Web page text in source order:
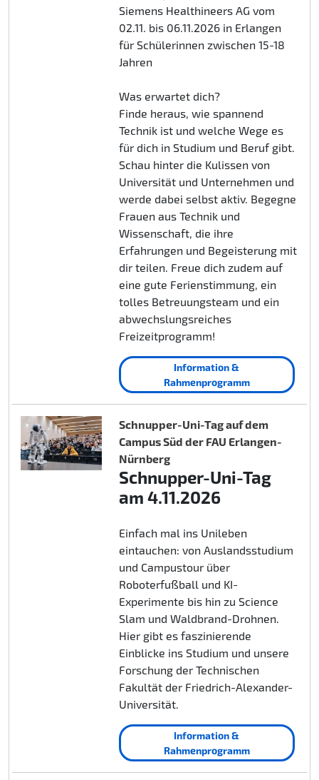
Siemens Healthineers AG vom
02.11. bis 06.11.2026 in Erlangen
für Schülerinnen zwischen 15-18
Jahren
Was erwartet dich?
Finde heraus, wie spannend
Technik ist und welche Wege es
für dich in Studium und Beruf gibt.
Schau hinter die Kulissen von
Universität und Unternehmen und
werde dabei selbst aktiv. Begegne
Frauen aus Technik und
Wissenschaft, die ihre
Erfahrungen und Begeisterung mit
dir teilen. Freue dich zudem auf
eine gute Ferienstimmung, ein
tolles Betreuungsteam und ein
abwechslungsreiches
Freizeitprogramm!
Information &
Rahmenprogramm
Schnupper-Uni-Tag auf dem
Campus Süd der FAU Erlangen-
Nürnberg
Schnupper-Uni-Tag
am 4.11.2026
Einfach mal ins Unileben
eintauchen: von Auslandsstudium
und Campustour über
Roboterfußball und KI-
Experimente bis hin zu Science
Slam und Waldbrand-Drohnen.
Hier gibt es faszinierende
Einblicke ins Studium und unsere
Forschung der Technischen
Fakultät der Friedrich-Alexander-
Universität.
Information &
Rahmenprogramm